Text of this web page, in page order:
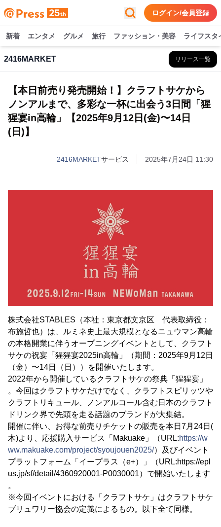
ログイン/会員登録
新着 エンタメ グルメ 旅行 ファッション・美容 ライフスタ
2416MARKET リリース一覧
【本日前売り発売開始！】クラフトサケから
ノンアルまで、多彩な一杯に出会う3日間「猩
猩宴in高輪」【2025年9月12日(金)〜14日
(日)】
2416MARKETサービス 2025年7月24日 11:30
株式会社STABLES（本社：東京都文京区 代表取締役：
布施哲也）は、ルミネ史上最大規模となるニュウマン高輪
の本格開業に伴うオープニングイベントとして、クラフト
サケの祝宴「猩猩宴2025in高輪」（期間：2025年9月12日
（金）〜14日（日））を開催いたします。
2022年から開催しているクラフトサケの祭典「猩猩宴」
。今回はクラフトサケだけでなく、クラフトスピリッツや
クラフトリキュール、ノンアルコール含む日本のクラフト
ドリンク界で先頭を走る話題のブランドが大集結。
開催に伴い、お得な前売りチケットの販売を本日7月24日(
木)より、応援購入サービス「Makuake」（URL:https://w
ww.makuake.com/project/syoujouen2025/）及びイベント
プラットフォーム「イープラス（e+）」（URL:https://epl
us.jp/sf/detail/4360920001-P0030001）で開始いたします
。
※今回イベントにおける「クラフトサケ」はクラフトサケ
ブリュワリー協会の定義によるもの。以下全て同様。